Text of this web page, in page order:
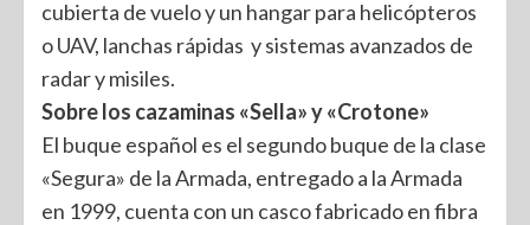
cubierta de vuelo y un hangar para helicópteros
o UAV, lanchas rápidas y sistemas avanzados de
radar y misiles.
Sobre los cazaminas «Sella» y «Crotone»
El buque español es el segundo buque de la clase
«Segura» de la Armada, entregado a la Armada
en 1999, cuenta con un casco fabricado en fibra